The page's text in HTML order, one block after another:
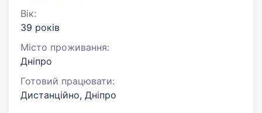
Вік:
39 років
Місто проживання:
Дніпро
Готовий працювати:
Дистанційно, Дніпро